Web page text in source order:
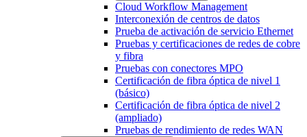
Cloud Workflow Management
Interconexión de centros de datos
Prueba de activación de servicio Ethernet
Pruebas y certificaciones de redes de cobre
y fibra
Pruebas con conectores MPO
Certificación de fibra óptica de nivel 1
(básico)
Certificación de fibra óptica de nivel 2
(ampliado)
Pruebas de rendimiento de redes WAN